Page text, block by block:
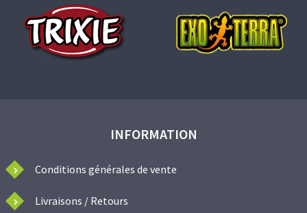
INFORMATION
Conditions générales de vente
Livraisons / Retours